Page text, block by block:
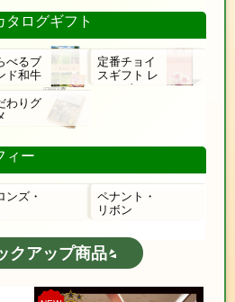
タログギフト
べるブ
ド和牛
定番チョイ
スギフト レ
ローゼ
わりグ
ィー
ンズ・
ペナント・
リボン
クアップ商品